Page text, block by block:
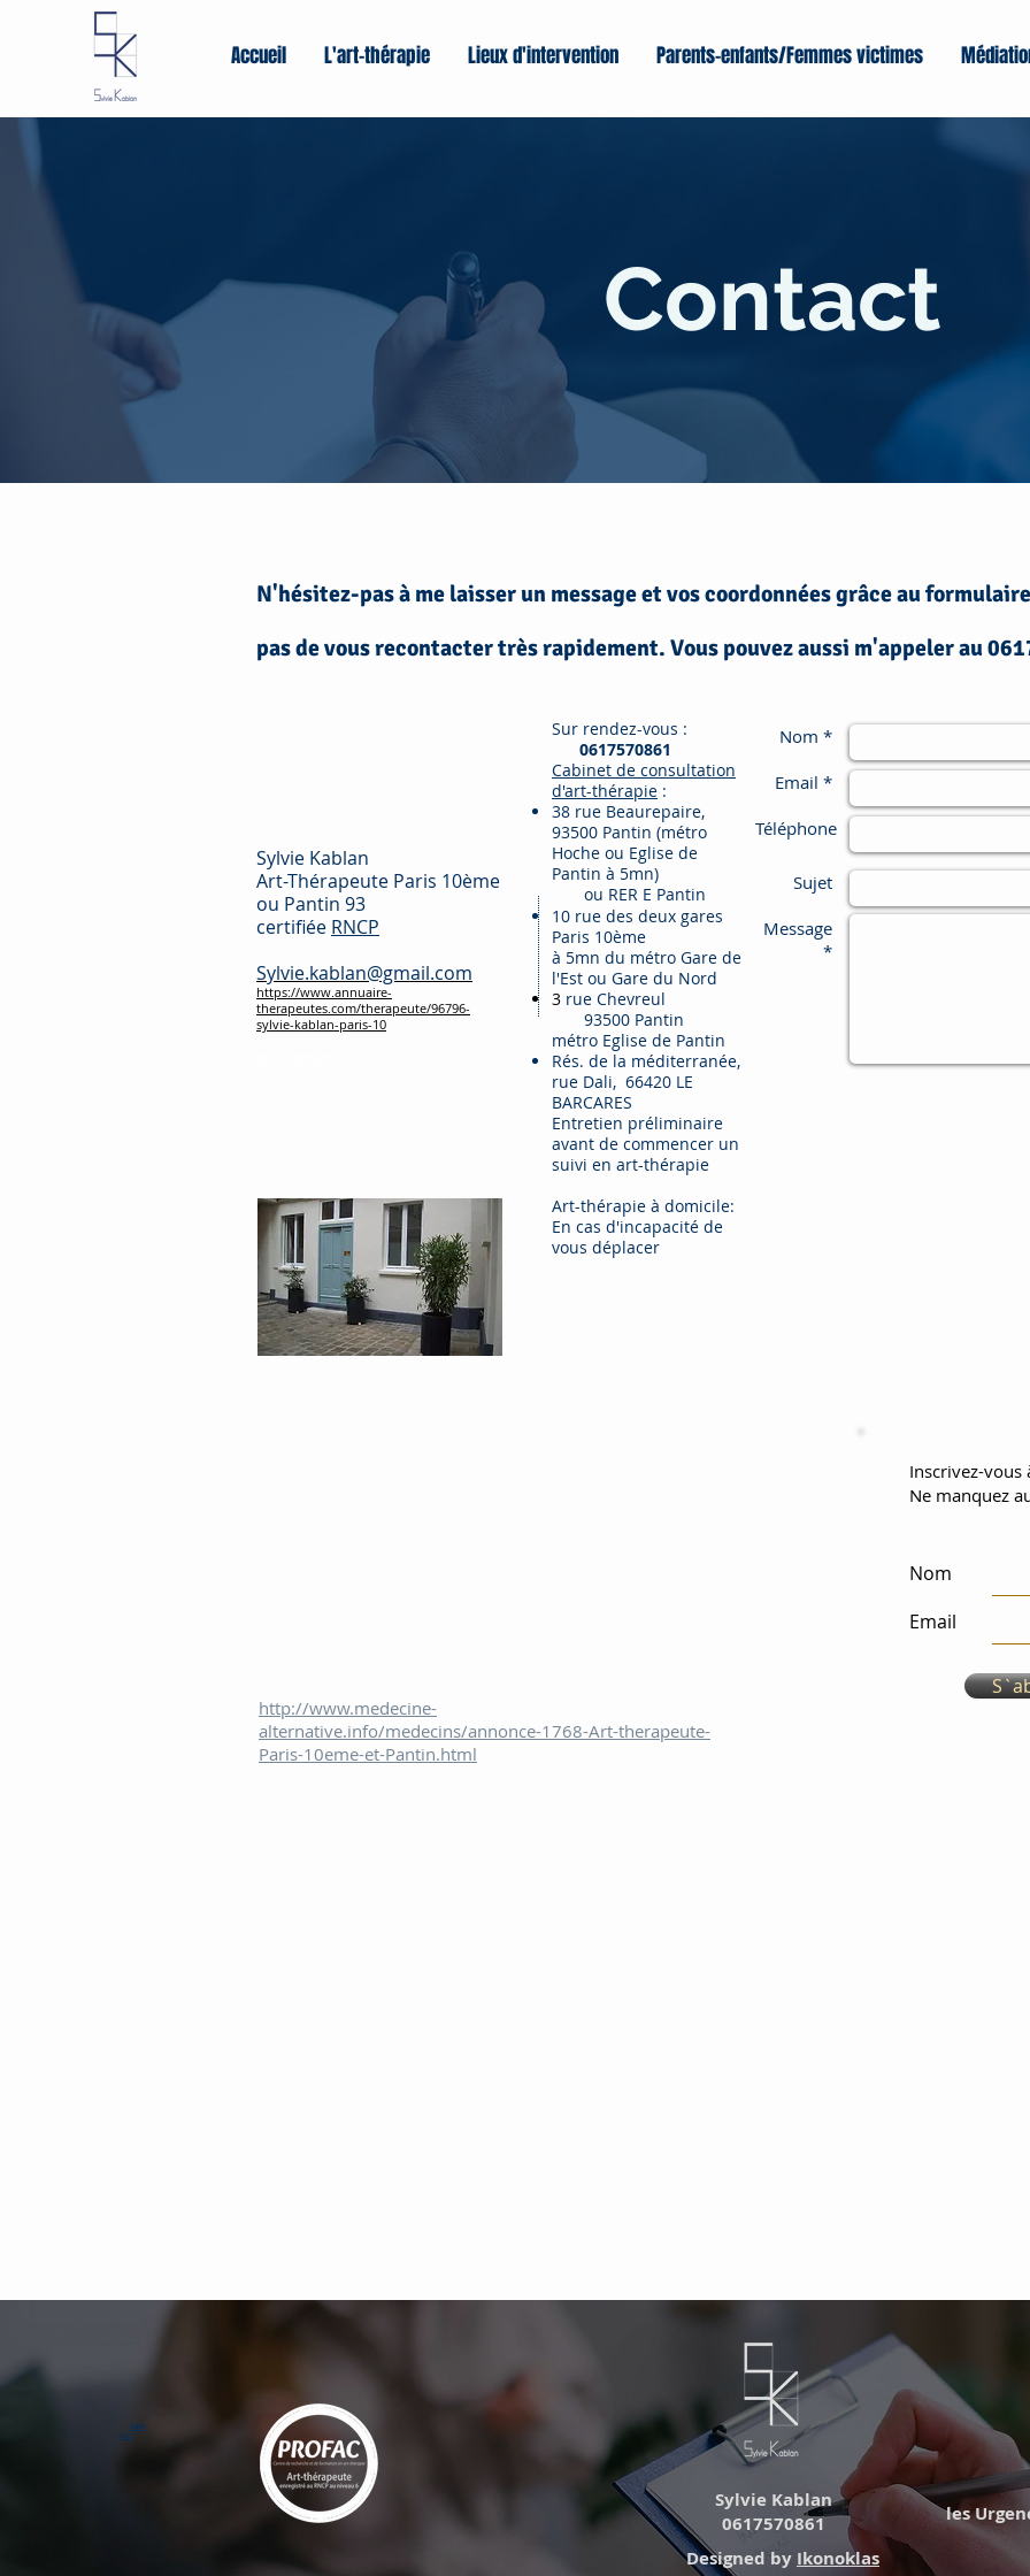
Accueil L'art-thérapie Lieux d'intervention Parents-enfants/Femmes victimes
Contact
N'hésitez-pas à me laisser un message et vos coordonnées grâce au
pas de vous recontacter très rapidement. Vous pouvez aussi m'appeler au
Sylvie Kablan
Art-Thérapeute Paris 10ème
ou Pantin 93
certifiée RNCP
Sylvie.kablan@gmail.com
https://www.annuaire-
therapeutes.com/therapeute/96796-
sylvie-kablan-paris-10​
Sur rendez-vous :
0617570861
Cabinet de consultation
d'art-thérapie :
38 rue Beaurepaire,
93500 Pantin (métro
Hoche ou Eglise de
Pantin à 5mn)
ou RER E Pantin
10 rue des deux gares
Paris 10ème
à 5mn du métro Gare de
l'Est ou Gare du Nord
3 rue Chevreul
93500 Pantin
​métro Eglise de Pantin
Rés. de la méditerranée,
rue Dali, 66420 LE
BARCARES
Entretien préliminaire
avant de commencer un
suivi en art-thérapie
Art-thérapie à domicile:
En cas d'incapacité de
vous déplacer
Nom *
Email *
Téléphone
Sujet
Message
*
http://www.medecine-
alternative.info/medecins/annonce-1768-Art-therapeute-
Paris-10eme-et-Pantin.html
Inscrivez-
Ne manquez
Nom
Email
Lien
Lien
Sylvie Kablan
0617570861
Designed by Ikonoklas
les